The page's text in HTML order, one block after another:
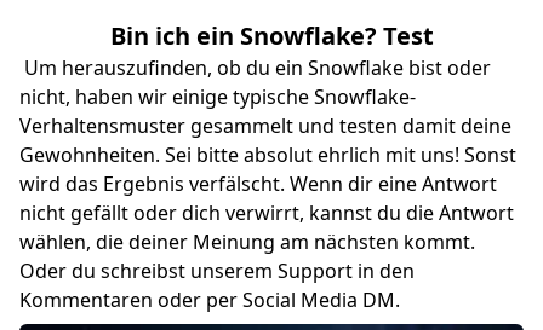
Bin ich ein Snowflake? Test
Um herauszufinden, ob du ein Snowflake bist oder
nicht, haben wir einige typische Snowflake-
Verhaltensmuster gesammelt und testen damit deine
Gewohnheiten. Sei bitte absolut ehrlich mit uns! Sonst
wird das Ergebnis verfälscht. Wenn dir eine Antwort
nicht gefällt oder dich verwirrt, kannst du die Antwort
wählen, die deiner Meinung am nächsten kommt.
Oder du schreibst unserem Support in den
Kommentaren oder per Social Media DM.